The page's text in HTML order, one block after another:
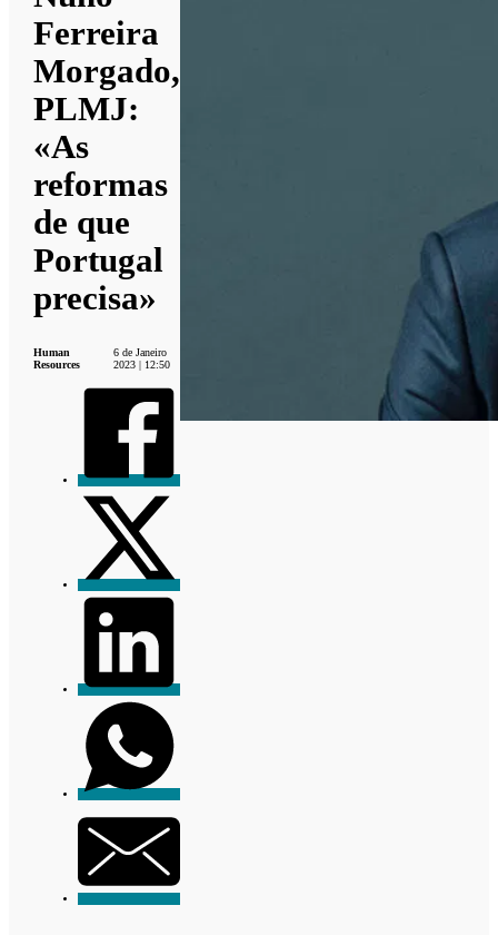
Ferreira
Morgado,
PLMJ:
«As
reformas
de que
Portugal
precisa»
Human
Resources
6 de Janeiro
2023 | 12:50